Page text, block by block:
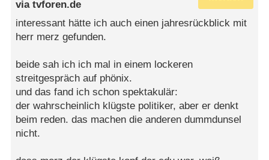
viatvforen.de
interessant hätte ich auch einen jahresrückblick mit
herr merz gefunden.
beide sah ich ich mal in einem lockeren
streitgespräch auf phönix.
und das fand ich schon spektakulär:
der wahrscheinlich klügste politiker, aber er denkt
beim reden. das machen die anderen dummdunsel
nicht.